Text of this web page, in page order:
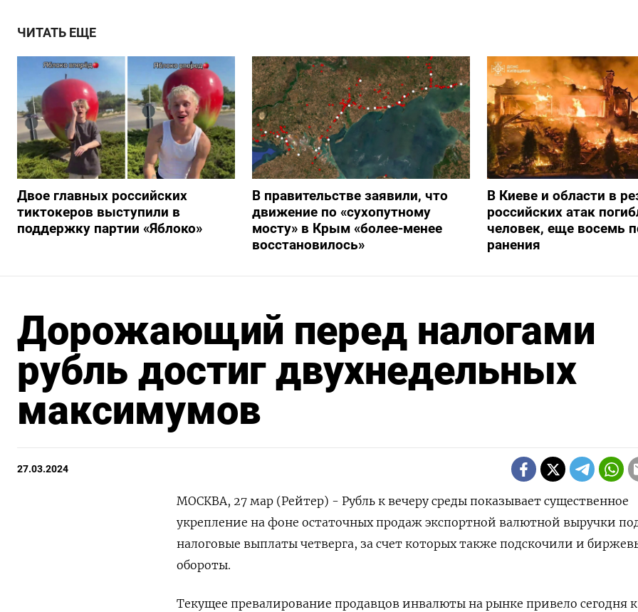
ЧИТАТЬ ЕЩЕ
Двое главных российских
тиктокеров выступили в
поддержку партии «Яблоко»
В правительстве заявили, что
движение по «сухопутному
мосту» в Крым «более-менее
восстановилось»
В Киеве и области в
российских атак
человек, еще восемь
ранения
Дорожающий перед налогами
рубль достиг двухнедельных
максимумов
27.03.2024
МОСКВА, 27 мар (Рейтер) - Рубль к вечеру среды показывает существенное
укрепление на фоне остаточных продаж экспортной валютной выручки
налоговые выплаты четверга, за счет которых также подскочили и
обороты.
Текущее превалирование продавцов инвалюты на рынке привело сегодня к